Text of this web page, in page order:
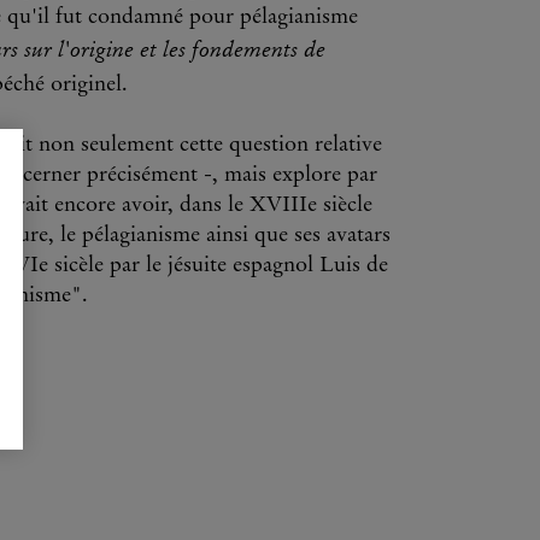
qu'il fut condamné pour pélagianisme
sur l'origine et les fondements de
originel.
non seulement cette question relative
cerner précisément -, mais explore par
encore avoir, dans le XVIIIe siècle
le pélagianisme ainsi que ses avatars
sicèle par le jésuite espagnol Luis de